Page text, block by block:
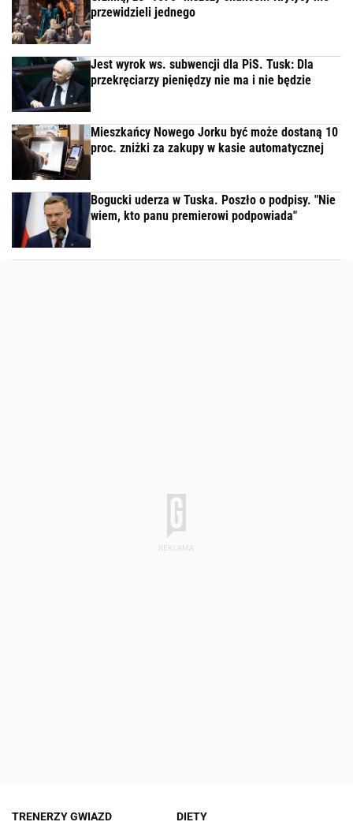
przewidzieli jednego
Jest wyrok ws. subwencji dla PiS. Tusk: Dla
przekręciarzy pieniędzy nie ma i nie będzie
Mieszkańcy Nowego Jorku być może dostaną 10
proc. zniżki za zakupy w kasie automatycznej
Bogucki uderza w Tuska. Poszło o podpisy. "Nie
wiem, kto panu premierowi podpowiada"
TRENERZY GWIAZD DIETY